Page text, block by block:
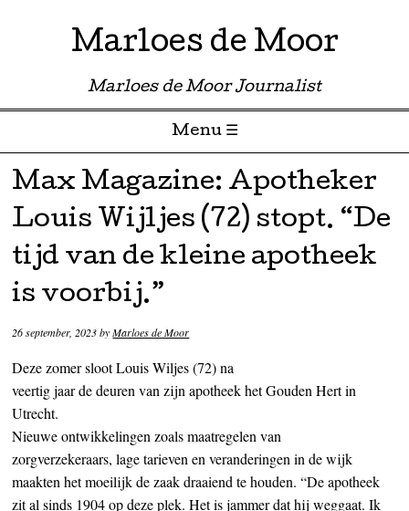
Marloes de Moor
Marloes de Moor Journalist
Menu ☰
Skip to content
Max Magazine: Apotheker
Louis Wijljes (72) stopt. “De
tijd van de kleine apotheek
is voorbij.”
26 september, 2023byMarloes de Moor
Deze zomer sloot Louis Wiljes (72) na
veertig jaar de deuren van zijn apotheek het Gouden Hert in
Utrecht.
Nieuwe ontwikkelingen zoals maatregelen van
zorgverzekeraars, lage tarieven en veranderingen in de wijk
maakten het moeilijk de zaak draaiend te houden. “De apotheek
zit al sinds 1904 op deze plek. Het is jammer dat hij weggaat. Ik